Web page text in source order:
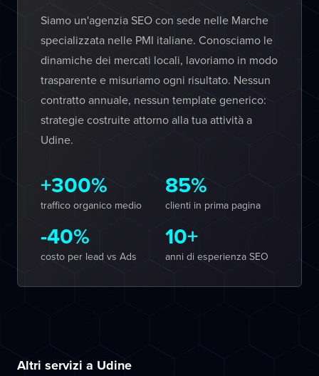
Siamo un'agenzia SEO con sede nelle Marche
specializzata nelle PMI italiane. Conosciamo le
dinamiche dei mercati locali, lavoriamo in modo
trasparente e misuriamo ogni risultato. Nessun
contratto annuale, nessun template generico:
strategie costruite attorno alla tua attività a
Udine.
+300%
traffico organico medio
85%
clienti in prima pagina
-40%
costo per lead vs Ads
10+
anni di esperienza SEO
Altri servizi a Udine